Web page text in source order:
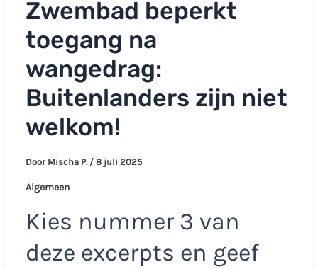
Zwembad beperkt
toegang na
wangedrag:
Buitenlanders zijn niet
welkom!
Door Mischa P. / 8 juli 2025
Algemeen
Kies nummer 3 van
deze excerpts en geef